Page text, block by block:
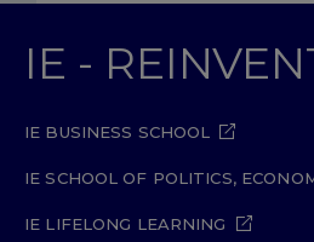
IE -
IE BUSINESS SCHOOL
IE SCHOOL OF POLITICS,
IE LIFELONG LEARNING